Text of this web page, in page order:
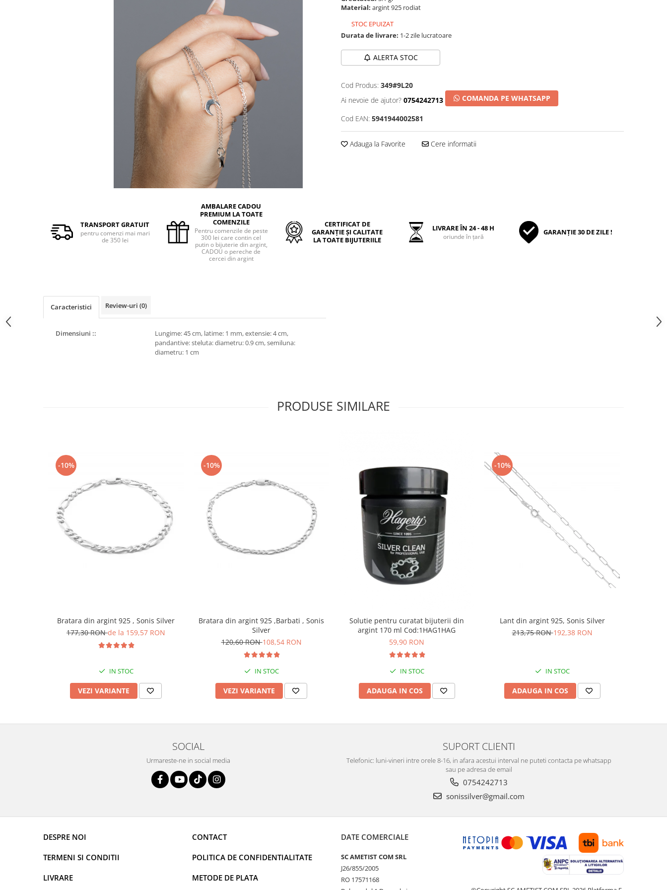
Material: argint 925 rodiat
STOC EPUIZAT
Durata de livrare: 1-2 zile lucratoare
ALERTA STOC
Cod Produs: 349#9L20
Ai nevoie de ajutor? 0754242713 COMANDA PE WHATSAPP
Cod EAN: 5941944002581
Adauga la Favorite Cere informatii
TRANSPORT GRATUIT
pentru comenzi mai mari
de 350 lei
AMBALARE CADOU
PREMIUM LA TOATE
COMENZILE
Pentru comenzile de peste
300 lei care contin cel
putin o bijuterie din argint,
CADOU o pereche de
cercei din argint
CERTIFICAT DE
GARANȚIE ȘI CALITATE
LA TOATE BIJUTERIILE
LIVRARE ÎN 24 - 48 H
oriunde în țară GARANȚIE 30 DE ZILE !
Caracteristici Review-uri (0)
Dimensiuni ::
Lungime: 45 cm, latime: 1 mm, extensie: 4 cm,
pandantive: steluta: diametru: 0.9 cm, semiluna:
diametru: 1 cm
PRODUSE SIMILARE
-10%
Bratara din argint 925 , Sonis Silver
177,30 RONde la 159,57 RON
IN STOC
VEZI VARIANTE
-10%
Bratara din argint 925 ,Barbati , Sonis
Silver
120,60 RON108,54 RON
IN STOC
VEZI VARIANTE
Solutie pentru curatat bijuterii din
argint 170 ml Cod:1HAG1HAG
59,90 RON
IN STOC
ADAUGA IN COS
-10%
Lant din argint 925, Sonis Silver
213,75 RON192,38 RON
IN STOC
ADAUGA IN COS
SOCIAL
Urmareste-ne in social media
SUPORT CLIENTI
Telefonic: luni-vineri intre orele 8-16, in afara acestui interval ne puteti contacta pe whatsapp
sau pe adresa de email
0754242713
sonissilver@gmail.com
DESPRE NOI
TERMENI SI CONDITII
LIVRARE
CONTACT
POLITICA DE CONFIDENTIALITATE
METODE DE PLATA
DATE COMERCIALE
SC AMETIST COM SRL
J26/855/2005
RO 17571168